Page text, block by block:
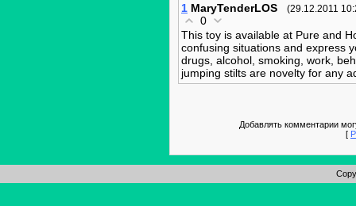
1 MaryTenderLOS (29.12.2011
0
This toy is available at Pure and
confusing situations and express
drugs, alcohol, smoking, work,
jumping stilts are novelty for any
Добавлять комментарии
[